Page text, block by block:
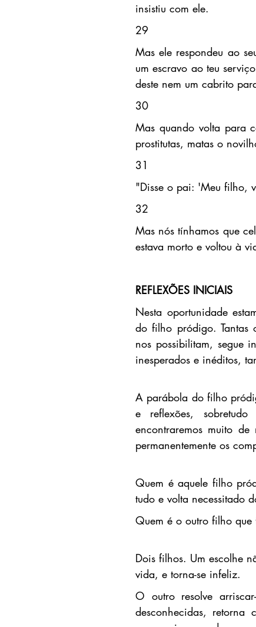
insistiu com ele.
29
Mas ele respondeu ao
um escravo ao teu
deste nem um cabrito
30
Mas quando volta para
prostitutas, matas o
31
"Disse o pai: 'Meu filho,
32
Mas nós tínhamos que
estava morto e voltou à
REFLEXÕES INICIAIS
Nesta oportunidade
do filho pródigo. Tantas
nos possibilitam, segue
inesperados e inéditos,
A parábola do filho
e reflexões, s
encontraremos muito de
permanentemente os
Quem é aquele filho
tudo e volta necessitado d
Quem é o outro filho que
Dois filhos. Um escolhe
vida, e torna-se infeliz.
O outro resolve
desconhecidas, retorna